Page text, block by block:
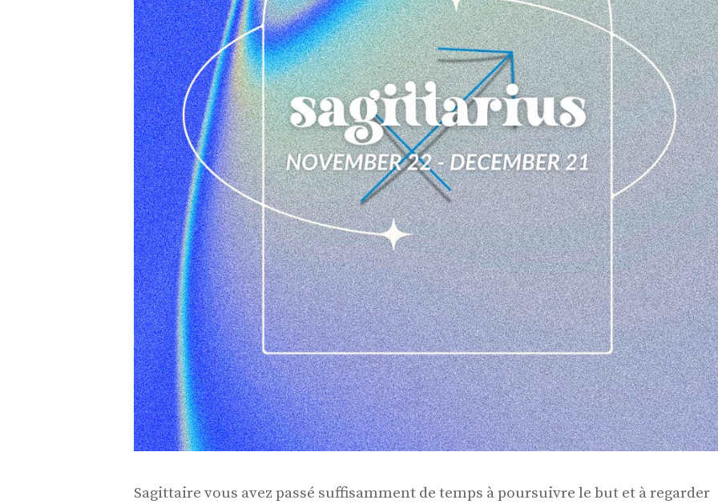
Sagittaire vous avez passé suffisamment de temps à poursuivre le but et à regarder